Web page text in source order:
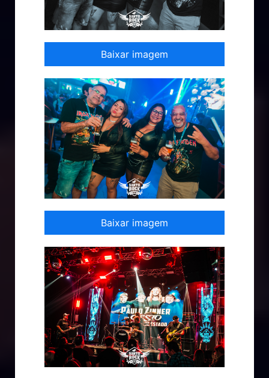
Baixar imagem
Baixar imagem